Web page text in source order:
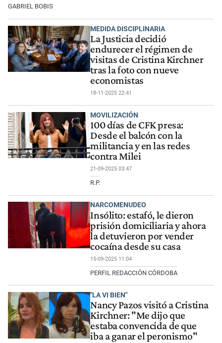
GABRIEL BOBIS
MEDIDA DISCIPLINARIA
La Justicia decidió
endurecer el régimen de
visitas de Cristina Kirchner
tras la foto con nueve
economistas
18-11-2025 22:41
MOVILIZACIÓN
100 días de CFK presa:
Desde el balcón con la
militancia y en las redes
contra Milei
21-09-2025 03:47
R.P.
NARCOMENUDEO
Insólito: estafó, le dieron
prisión domiciliaria y ahora
la detuvieron por vender
cocaína desde su casa
15-09-2025 11:04
PERFIL REDACCIÓN CÓRDOBA
"LA VI BIEN"
Nancy Pazos visitó a Cristina
Kirchner: "Me dijo que
estaba convencida de que
iba a ganar el peronismo"